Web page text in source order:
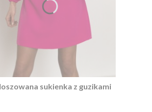
sukienka z guzikami